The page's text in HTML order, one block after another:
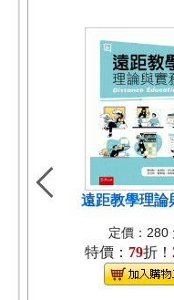
遠距教學理論
定價：280
特價： 79折！